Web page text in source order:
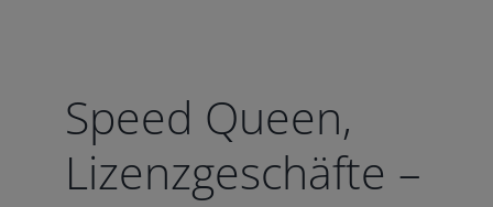
Speed Queen,
Lizenzgeschäfte –